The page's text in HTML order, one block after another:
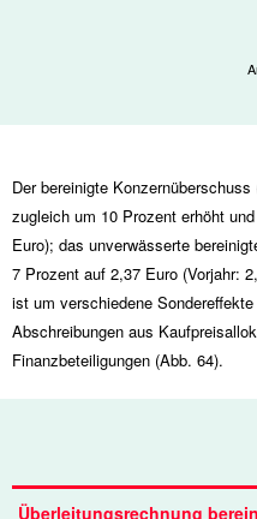
Der bereinigte Konzernüberschuss
zugleich um 10 Prozent erhöht
Euro); das unverwässerte
7 Prozent auf 2,37 Euro (Vorjahr:
ist um verschiedene
Abschreibungen aus
Finanzbeteiligungen (Abb. 64).
Überleitungsrechnung